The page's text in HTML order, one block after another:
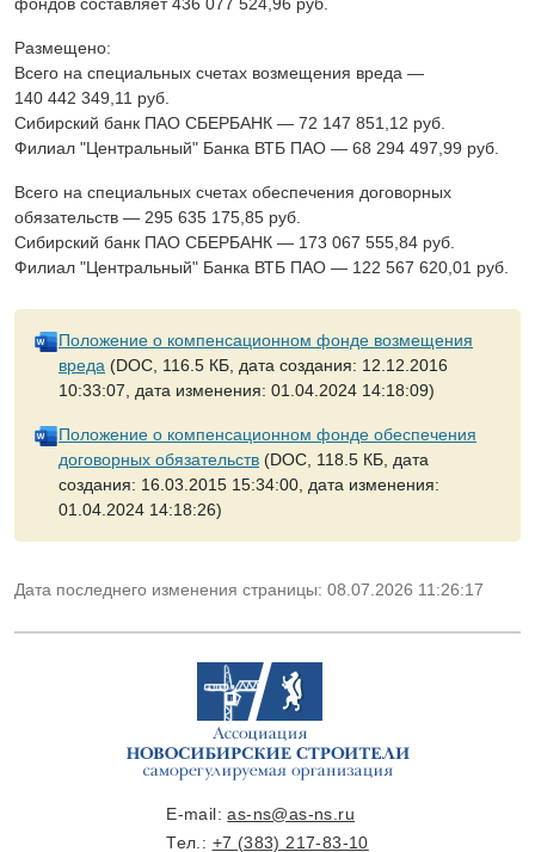
Размещено:
Всего на специальных счетах возмещения вреда —
140 442 349,11 руб.
Сибирский банк ПАО СБЕРБАНК — 72 147 851,12 руб.
Филиал "Центральный" Банка ВТБ ПАО — 68 294 497,99 руб.
Всего на специальных счетах обеспечения договорных
обязательств — 295 635 175,85 руб.
Сибирский банк ПАО СБЕРБАНК — 173 067 555,84 руб.
Филиал "Центральный" Банка ВТБ ПАО — 122 567 620,01 руб.
Положение о компенсационном фонде возмещения
вреда (DOC, 116.5 КБ, дата создания: 12.12.2016
10:33:07, дата изменения: 01.04.2024 14:18:09)
Положение о компенсационном фонде обеспечения
договорных обязательств (DOC, 118.5 КБ, дата
создания: 16.03.2015 15:34:00, дата изменения:
01.04.2024 14:18:26)
Дата последнего изменения страницы: 08.07.2026 11:26:17
E-mail:as-ns@as-ns.ru
Тел.: +7 (383) 217-83-10